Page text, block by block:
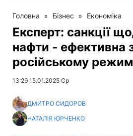
Головна » Бізнес » Економіка
Експерт: санкції
нафти - ефективна
російському
13:29 15.01.2025 Ср
ДМИТРО СИДОРОВ
НАТАЛІЯ ЮРЧЕНКО